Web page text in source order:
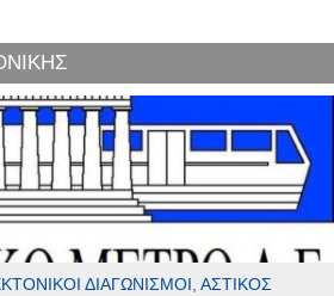
ΔΙΑΓΩΝΙΣΜΟΊ, ΑΣΤΙΚΌΣ